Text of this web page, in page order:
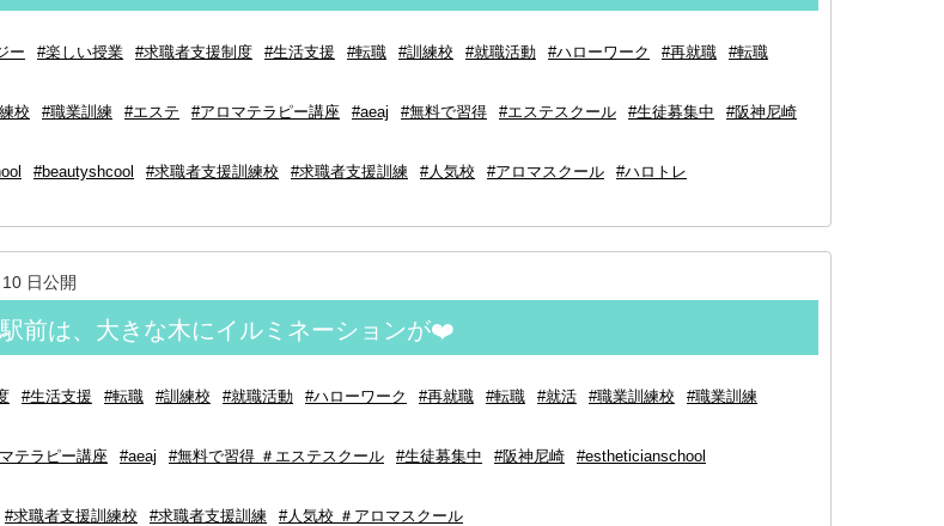
ー #楽しい授業 #求職者支援制度 #生活支援 #転職 #訓練校 #就職活動 #ハローワーク #再就職 #転職
校 #職業訓練 #エステ #アロマテラピー講座 #aeaj #無料で習得 #エステスクール #生徒募集中 #阪神尼崎
#beautyshcool #求職者支援訓練校 #求職者支援訓練 #人気校 #アロマスクール #ハロトレ
日公開
前は、大きな木にイルミネーションが❤️
#生活支援 #転職 #訓練校 #就職活動 #ハローワーク #再就職 #転職 #就活 #職業訓練校 #職業訓練
テラピー講座 #aeaj #無料で習得 ＃エステスクール #生徒募集中 #阪神尼崎 #estheticianschool
#求職者支援訓練校 #求職者支援訓練 #人気校 ＃アロマスクール